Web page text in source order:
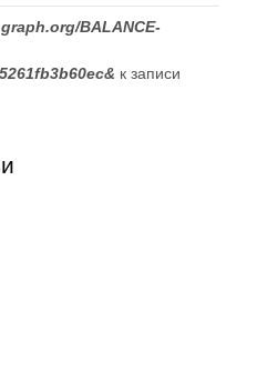
BALANCE-
к записи